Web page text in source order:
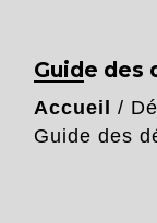
Guide des
Accueil /
Guide des